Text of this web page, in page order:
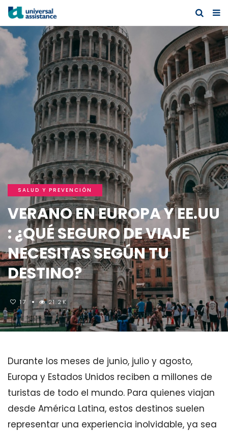
SALUD Y PREVENCIÓN
VERANO EN EUROPA Y EE.UU
: ¿QUÉ SEGURO DE VIAJE
NECESITAS SEGÚN TU
DESTINO?
17 21.2K
Durante los meses de junio, julio y agosto,
Europa y Estados Unidos reciben a millones de
turistas de todo el mundo. Para quienes viajan
desde América Latina, estos destinos suelen
representar una experiencia inolvidable, ya sea